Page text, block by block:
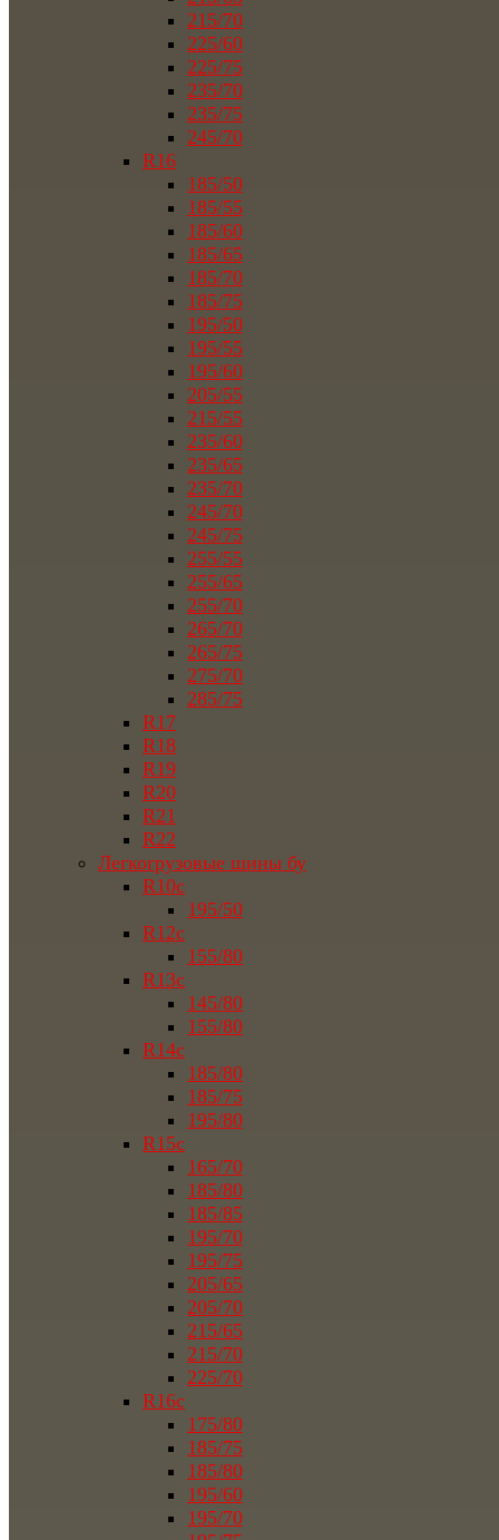
215/70
225/60
225/75
235/70
235/75
245/70
R16
185/50
185/55
185/60
185/65
185/70
185/75
195/50
195/55
195/60
205/55
215/55
235/60
235/65
235/70
245/70
245/75
255/55
255/65
255/70
265/70
265/75
275/70
285/75
R17
R18
R19
R20
R21
R22
Легкогрузовые шины бу
R10c
195/50
R12c
155/80
R13c
145/80
155/80
R14c
185/80
185/75
195/80
R15c
165/70
185/80
185/85
195/70
195/75
205/65
205/70
215/65
215/70
225/70
R16c
175/80
185/75
185/80
195/60
195/70